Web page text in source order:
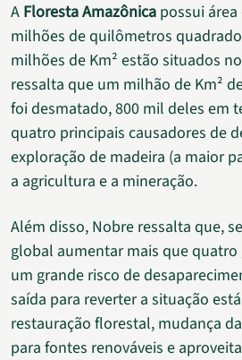
A Floresta Amazônica possui área
milhões de quilômetros
milhões de Km² estão situados
ressalta que um milhão de Km²
foi desmatado, 800 mil deles em
quatro principais causadores de
exploração de madeira (a maior
a agricultura e a mineração.
Além disso, Nobre ressalta que,
global aumentar mais que quatro
um grande risco de
saída para reverter a situação
restauração florestal, mudança
para fontes renováveis e